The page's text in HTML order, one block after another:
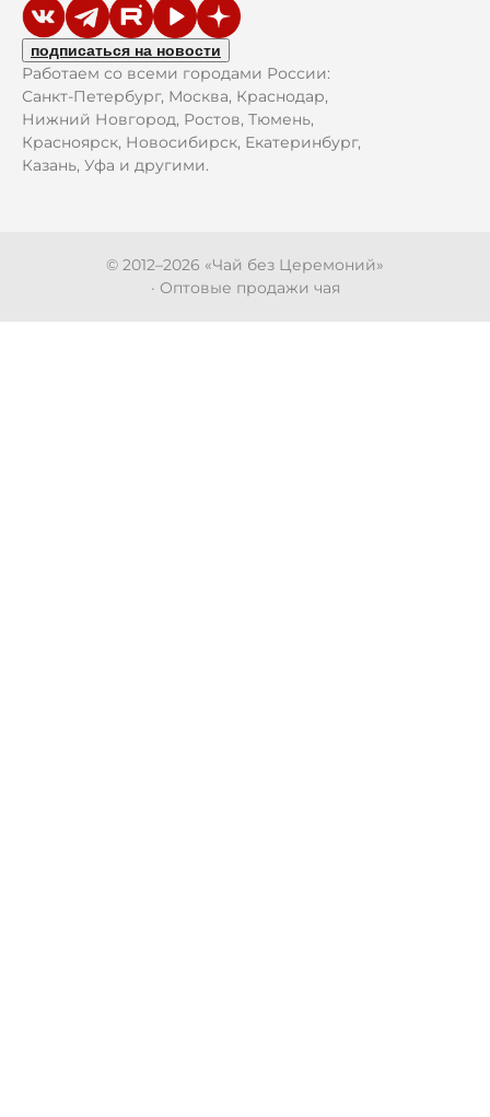
подписаться на новости
Работаем со всеми городами России:
Санкт-Петербург, Москва, Краснодар,
Нижний Новгород, Ростов, Тюмень,
Красноярск, Новосибирск, Екатеринбург,
Казань, Уфа и другими.
© 2012–2026 «Чай без Церемоний»
· Оптовые продажи чая